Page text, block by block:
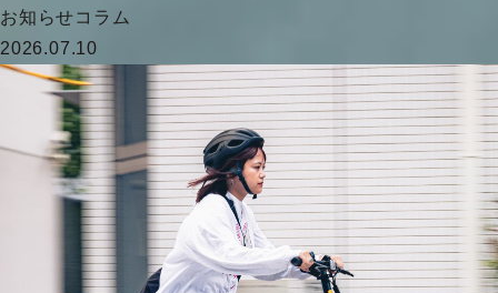
お知らせコラム
2026.07.10